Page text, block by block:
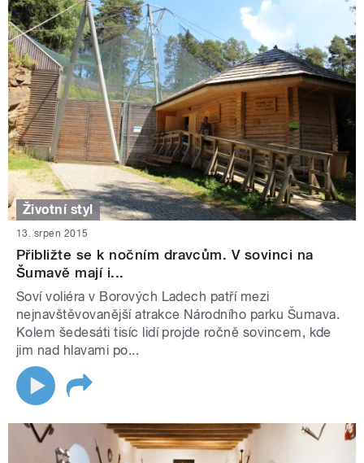
Životní styl
13. srpen 2015
Přibližte se k nočním dravcům. V sovinci na
Šumavě mají i...
Soví voliéra v Borových Ladech patří mezi
nejnavštěvovanější atrakce Národního parku Šumava.
Kolem šedesáti tisíc lidí projde ročně sovincem, kde
jim nad hlavami po...